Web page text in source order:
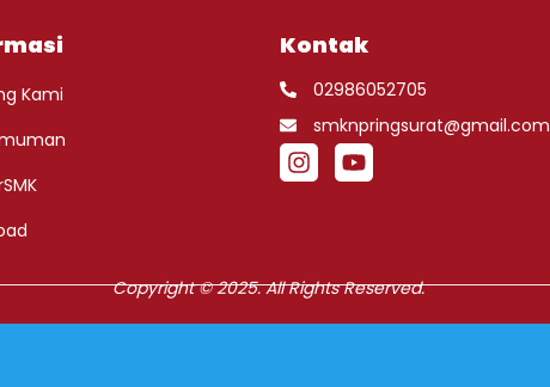
Kami
Kontak
02986052705
smknpringsurat@gmail.com
Copyright © 2025. All Rights Reserved.